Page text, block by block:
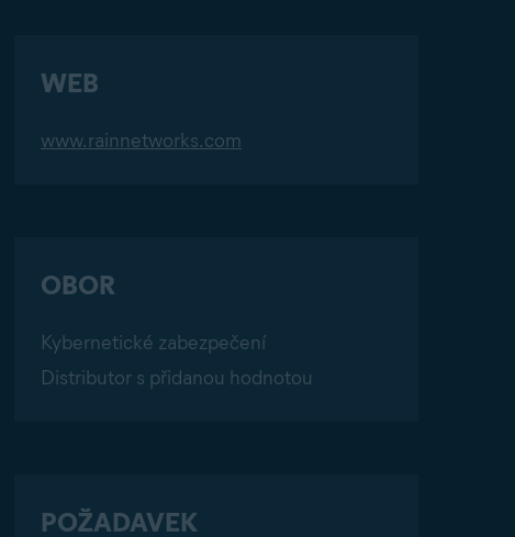
WEB
www.rainnetworks.com
OBOR
Kybernetické zabezpečení
Distributor s přidanou hodnotou
POŽADAVEK